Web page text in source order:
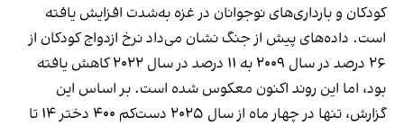
کودکان و بارداری‌های نوجوانان در غزه به‌شدت افزایش یافته
است. داده‌های پیش از جنگ نشان می‌داد نرخ ازدواج کودکان از
۲۶ درصد در سال ۲۰۰۹ به ۱۱ درصد در سال ۲۰۲۲ کاهش یافته
بود، اما این روند اکنون معکوس شده است. بر اساس این
گزارش، تنها در چهار ماه از سال ۲۰۲۵ دست‌کم ۴۰۰ دختر ۱۴ تا